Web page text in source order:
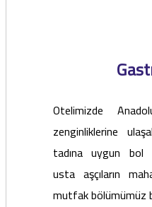
Otelimizde
zenginliklerine
tadına uygun bol
usta aşçıların
mutfak bölümümüz